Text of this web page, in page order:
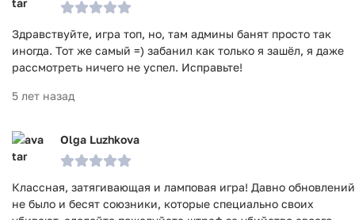
Здравствуйте, игра топ, но, там админы банят просто так
иногда. Тот же самый =) забанил как только я зашёл, я даже
рассмотреть ничего не успел. Исправьте!
5 лет назад
Olga Luzhkova
Классная, затягивающая и ламповая игра! Давно обновлений
не было и бесят союзники, которые специально своих